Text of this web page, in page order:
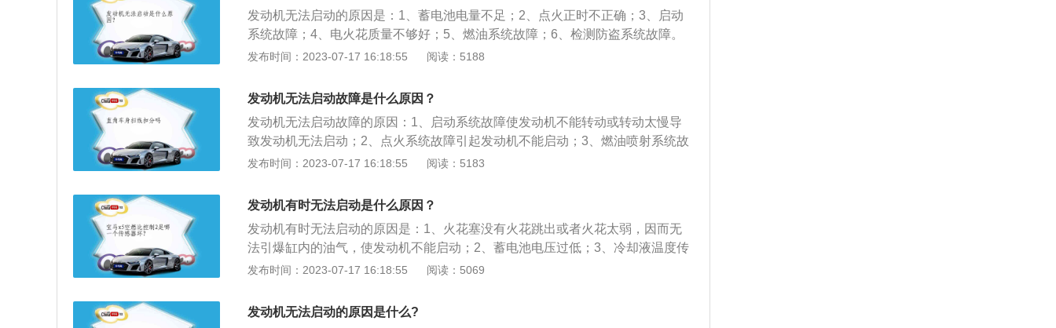
发动机无法启动的原因是：1、蓄电池电量不足；2、点火正时不正确；3、启动
系统故障；4、电火花质量不够好；5、燃油系统故障；6、检测防盗系统故障。
发动机故障排查的方法：1、查看油表显示是否有油；2、检查一下车子是否停放
5、检查油泵是否正常；6、检查车辆点火系统是否正常；7、检查车辆供油系统
是否正常；8、启动时有无抖动；9、火花塞、高压线是否正常；10、自动挡车型
检查挡位；11、检查碰撞开关是否动作过；12、检查汽车防盗系统。
发布时间：2023-07-17 16:18:55 阅读：5188
发动机无法启动故障是什么原因？
发动机无法启动故障的原因：1、启动系统故障使发动机不能转动或转动太慢导
致发动机无法启动；2、点火系统故障引起发动机不能启动；3、燃油喷射系统故
障导致发动机无法启动；4、进气系统故障问题；5、ECU故障造成发动机不能启
包括如内燃机、外燃机、喷气发动机、电动机等。发动机既适用于动力发生装
置，也可指包括动力装置的整个机器。
发布时间：2023-07-17 16:18:55 阅读：5183
发动机有时无法启动是什么原因？
发动机有时无法启动的原因是：1、火花塞没有火花跳出或者火花太弱，因而无
法引爆缸内的油气，使发动机不能启动；2、蓄电池电压过低；3、冷却液温度传
感器短路；4、燃油滤清器堵塞；5、燃油泵继电器触点燃蚀或焊点接触不良。汽
性、稳定性和环保性。根据动力来源不同，汽车发动机可分为柴油发动机、汽油
发动机、电动汽车电动机以及混合动力等，常见的汽油机和柴油机都属于往复活
发布时间：2023-07-17 16:18:55 阅读：5069
发动机无法启动的原因是什么?